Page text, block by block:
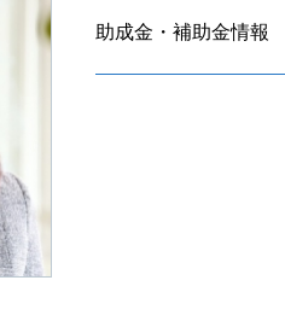
助成金・補助金情報